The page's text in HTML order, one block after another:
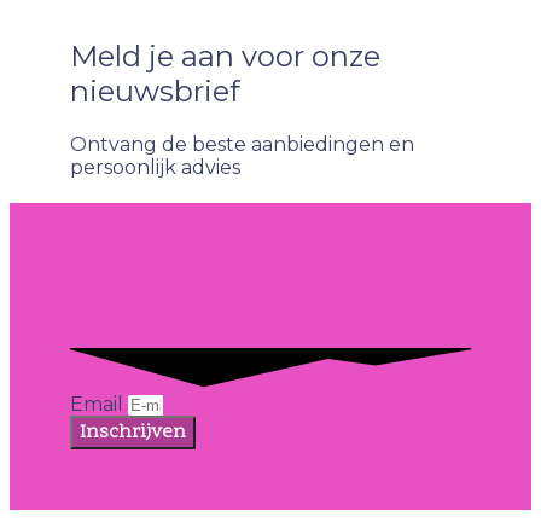
Meld je aan voor onze
nieuwsbrief
Ontvang de beste aanbiedingen en
persoonlijk advies
Email
Inschrijven